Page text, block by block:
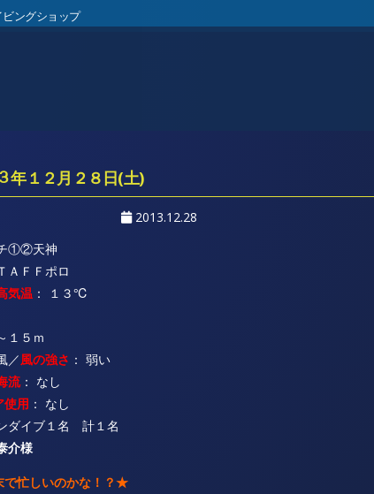
ビングショップ
年１２月２８日(土)
2013.12.28
①②天神
ＡＦＦポロ
気温 ： １３℃
１５ｍ
／風の強さ ： 弱い
流： なし
用 ： なし
ダイブ１名 計１名
介様
忙しいのかな！？★